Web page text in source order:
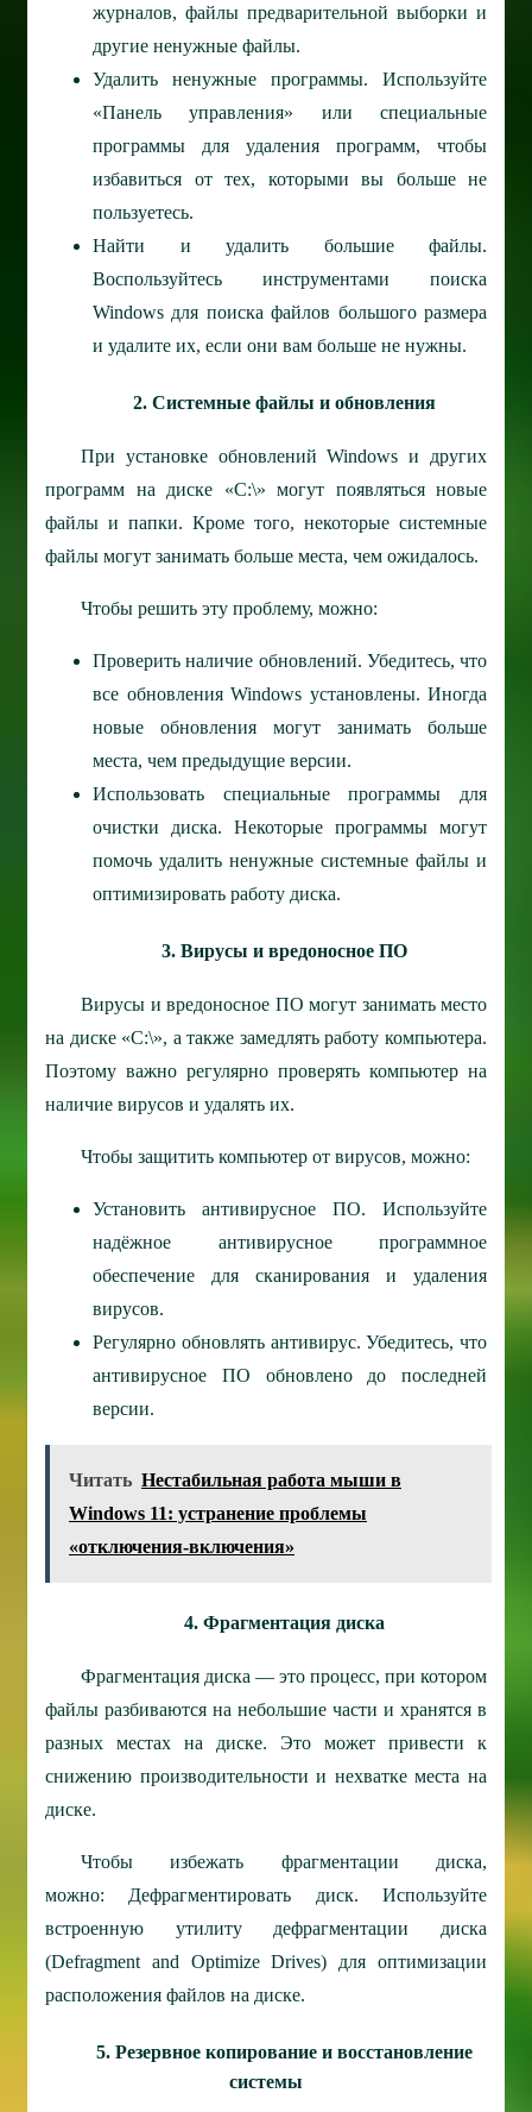
журналов, файлы предварительной выборки и
другие ненужные файлы.
Удалить ненужные программы. Используйте
«Панель управления» или специальные
программы для удаления программ, чтобы
избавиться от тех, которыми вы больше не
пользуетесь.
Найти и удалить большие файлы.
Воспользуйтесь инструментами поиска
Windows для поиска файлов большого размера
и удалите их, если они вам больше не нужны.
2. Системные файлы и обновления
При установке обновлений Windows и других
программ на диске «C:\» могут появляться новые
файлы и папки. Кроме того, некоторые системные
файлы могут занимать больше места, чем ожидалось.
Чтобы решить эту проблему, можно:
Проверить наличие обновлений. Убедитесь, что
все обновления Windows установлены. Иногда
новые обновления могут занимать больше
места, чем предыдущие версии.
Использовать специальные программы для
очистки диска. Некоторые программы могут
помочь удалить ненужные системные файлы и
оптимизировать работу диска.
3. Вирусы и вредоносное ПО
Вирусы и вредоносное ПО могут занимать место
на диске «C:\», а также замедлять работу компьютера.
Поэтому важно регулярно проверять компьютер на
наличие вирусов и удалять их.
Чтобы защитить компьютер от вирусов, можно:
Установить антивирусное ПО. Используйте
надёжное антивирусное программное
обеспечение для сканирования и удаления
вирусов.
Регулярно обновлять антивирус. Убедитесь, что
антивирусное ПО обновлено до последней
версии.
Читать Нестабильная работа мыши в
Windows 11: устранение проблемы
«отключения-включения»
4. Фрагментация диска
Фрагментация диска — это процесс, при котором
файлы разбиваются на небольшие части и хранятся в
разных местах на диске. Это может привести к
снижению производительности и нехватке места на
диске.
Чтобы избежать фрагментации диска,
можно: Дефрагментировать диск. Используйте
встроенную утилиту дефрагментации диска
(Defragment and Optimize Drives) для оптимизации
расположения файлов на диске.
5. Резервное копирование и восстановление
системы